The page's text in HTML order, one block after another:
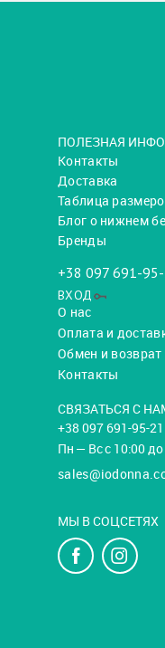
ПОЛЕЗНАЯ
Контакты
Доставка
Таблица
Блог о нижнем
Бренды
+38 097 691-
ВХОД
О нас
Оплата и
Обмен и возврат
Контакты
СВЯЗАТЬСЯ С
+38 097 691-95-
Пн — Вс с 10:00
МЫ В СОЦСЕТЯХ